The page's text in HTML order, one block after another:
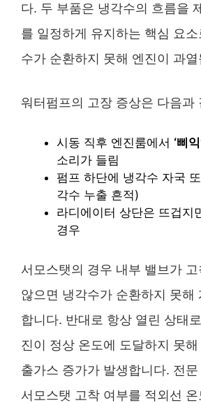
다. 두 부품은 냉각수의 흐름을
를 일정하게 유지하는 핵심 요
수가 순환하지 못해 엔진이 과
워터펌프의 고장 증상은 다음과
시동 직후 엔진룸에서 ‘삐
소리가 들림
펌프 하단에 냉각수 자국
각수 누출 흔적)
라디에이터 상단은 뜨겁지
경우
서모스탯의 경우 내부 밸브가
않으면 냉각수가 순환하지 못해
합니다. 반대로 항상 열린 상태
진이 정상 온도에 도달하지 못
출가스 증가가 발생합니다. 전
서모스탯 고착 여부를 적외선